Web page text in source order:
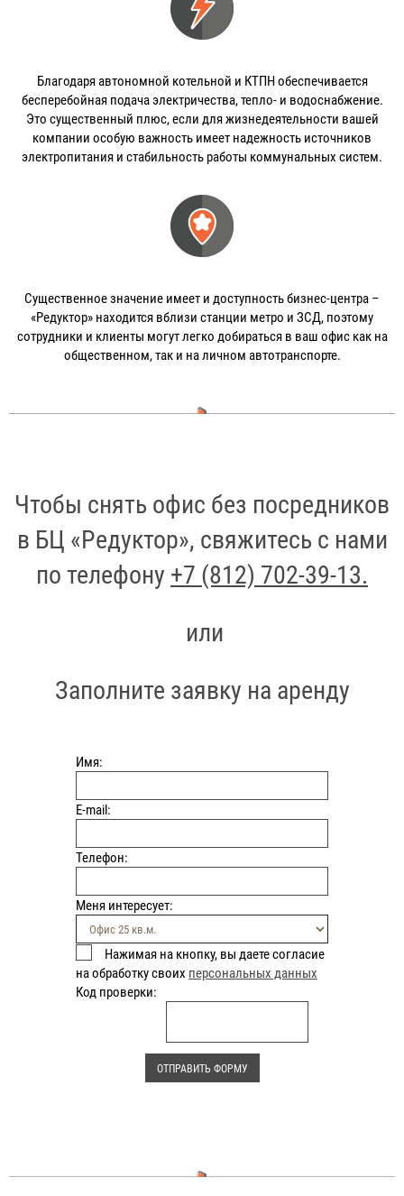
Благодаря автономной котельной и КТПН обеспечивается
бесперебойная подача электричества, тепло- и водоснабжение.
Это существенный плюс, если для жизнедеятельности вашей
компании особую важность имеет надежность источников
электропитания и стабильность работы коммунальных систем.
Существенное значение имеет и доступность бизнес-центра –
«Редуктор» находится вблизи станции метро и ЗСД, поэтому
сотрудники и клиенты могут легко добираться в ваш офис как на
общественном, так и на личном автотранспорте.
Чтобы снять офис без посредников
в БЦ «Редуктор», свяжитесь с нами
по телефону +7 (812) 702-39-13.
или
Заполните заявку на аренду
Имя:
E-mail:
Телефон:
Меня интересует:
Нажимая на кнопку, вы даете согласие
на обработку своих персональных данных
Код проверки: